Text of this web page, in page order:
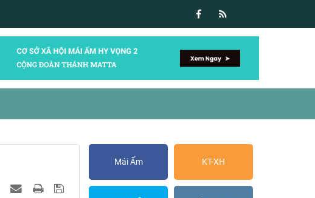
Mái Ấm KT-XH